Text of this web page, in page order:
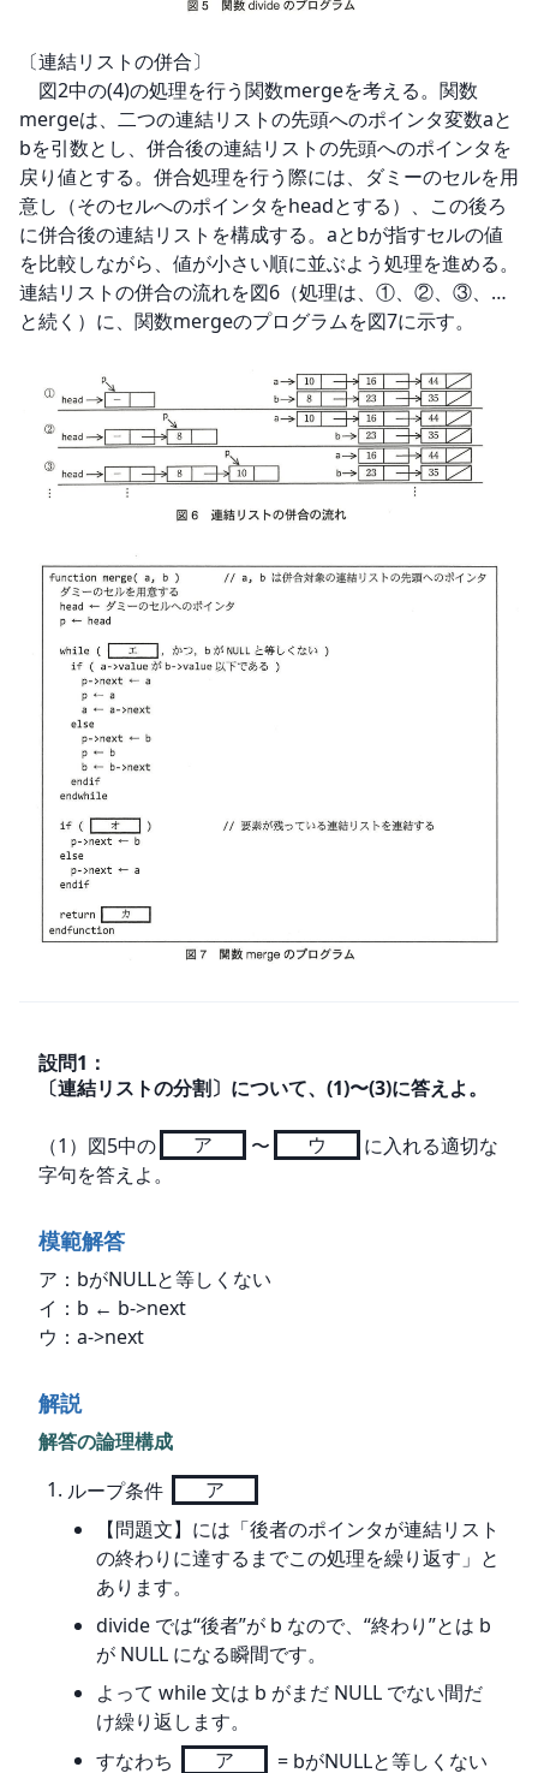
〔連結リストの併合〕
図2中の(4)の処理を行う関数mergeを考える。関数
mergeは、二つの連結リストの先頭へのポインタ変数aと
bを引数とし、併合後の連結リストの先頭へのポインタを
戻り値とする。併合処理を行う際には、ダミーのセルを用
意し（そのセルへのポインタをheadとする）、この後ろ
に併合後の連結リストを構成する。aとbが指すセルの値
を比較しながら、値が小さい順に並ぶよう処理を進める。
連結リストの併合の流れを図6（処理は、①、②、③、…
と続く）に、関数mergeのプログラムを図7に示す。
設問1 ：
〔連結リストの分割〕について、(1)〜(3)に答えよ。
（1）図5中の ア 〜 ウ
に入れる適切な
字句を答えよ。
模範解答
ア：bがNULLと等しくない
イ：b ← b->next
ウ：a->next
解説
解答の論理構成
ループ条件
ア
【問題文】には「後者のポインタが連結リスト
の終わりに達するまでこの処理を繰り返す」と
あります。
divide では“後者”が b なので、“終わり”とは b
が NULL になる瞬間です。
よって while 文は b がまだ NULL でない間だ
け繰り返します。
すなわち
ア = bがNULLと等しくない